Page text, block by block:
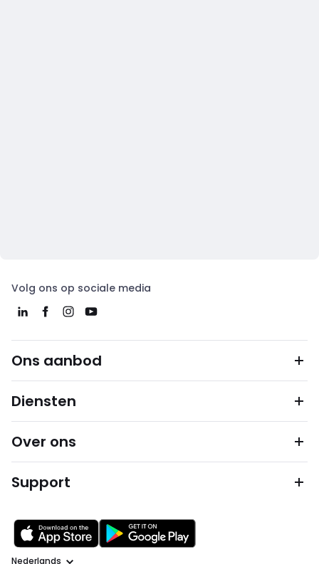
Volg ons op sociale media
Ons aanbod
Diensten
Over ons
Support